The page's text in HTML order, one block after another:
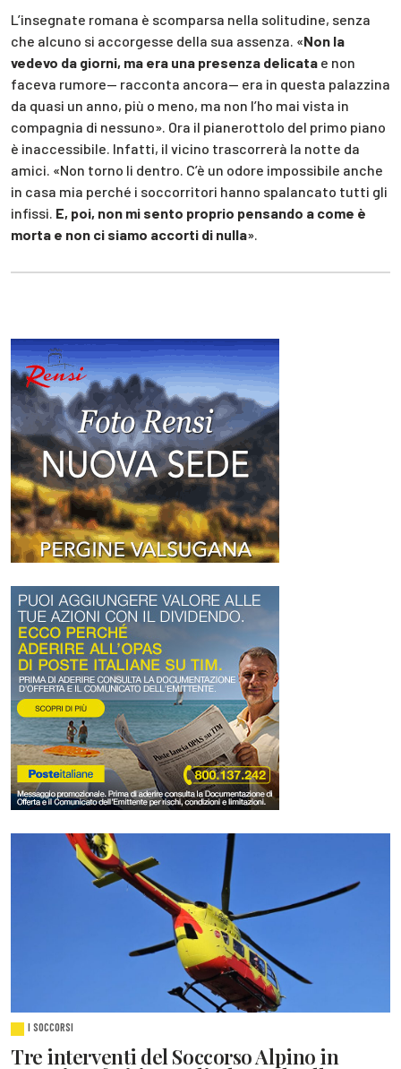
L’insegnate romana è scomparsa nella solitudine, senza
che alcuno si accorgesse della sua assenza. «Non la
vedevo da giorni, ma era una presenza delicata e non
faceva rumore— racconta ancora— era in questa palazzina
da quasi un anno, più o meno, ma non l’ho mai vista in
compagnia di nessuno». Ora il pianerottolo del primo piano
è inaccessibile. Infatti, il vicino trascorrerà la notte da
amici. «Non torno li dentro. C’è un odore impossibile anche
in casa mia perché i soccorritori hanno spalancato tutti gli
infissi. E, poi, non mi sento proprio pensando a come è
morta e non ci siamo accorti di nulla».
I SOCCORSI
Tre interventi del Soccorso Alpino in